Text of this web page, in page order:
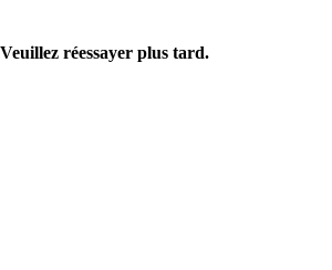
réessayer plus tard.